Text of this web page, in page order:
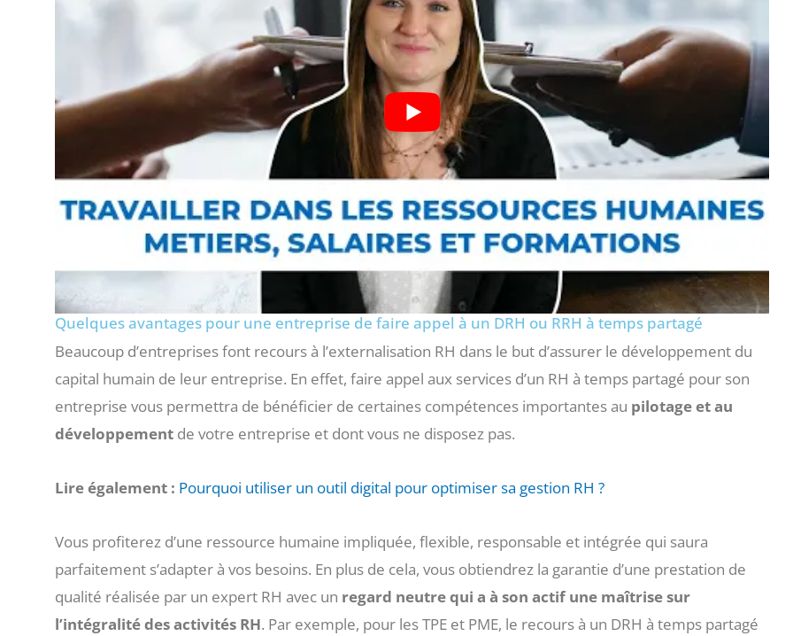
Quelques avantages pour une entreprise de faire appel à un DRH ou RRH à temps partagé
Beaucoup d’entreprises font recours à l’externalisation RH dans le but d’assurer le développement du
capital humain de leur entreprise. En effet, faire appel aux services d’un RH à temps partagé pour son
entreprise vous permettra de bénéficier de certaines compétences importantes au pilotage et au
développement de votre entreprise et dont vous ne disposez pas.
Lire également : Pourquoi utiliser un outil digital pour optimiser sa gestion RH ?
Vous profiterez d’une ressource humaine impliquée, flexible, responsable et intégrée qui saura
parfaitement s’adapter à vos besoins. En plus de cela, vous obtiendrez la garantie d’une prestation de
qualité réalisée par un expert RH avec un regard neutre qui a à son actif une maîtrise sur
l’intégralité des activités RH. Par exemple, pour les TPE et PME, le recours à un DRH à temps partagé